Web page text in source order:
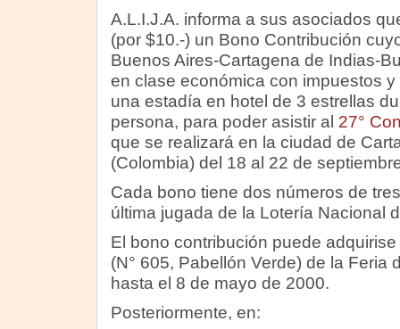
A.L.I.J.A. informa a sus asociados
(por $10.-) un Bono Contribución
Buenos Aires-Cartagena de Indias-
en clase económica con impuestos
una estadía en hotel de 3 estrellas
persona, para poder asistir al 27°
que se realizará en la ciudad de
(Colombia) del 18 al 22 de
Cada bono tiene dos números de
última jugada de la Lotería Nacional
El bono contribución puede
(N° 605, Pabellón Verde) de la Feria
hasta el 8 de mayo de 2000.
Posteriormente, en: